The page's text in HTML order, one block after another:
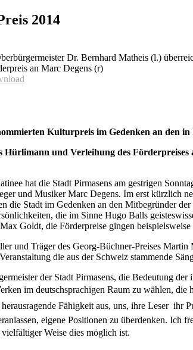
2014
Kulturpreis im Gedenken an den
und Verleihung des Förderpreises
hat die Stadt Pirmasens am gestrigen
und Musiker Marc Degens. Im erst
die Stadt im Gedenken an den Mitbegründer
die im Sinne Hugo Balls
Goldt, die Förderpreise gingen
und Träger des Georg-Büchner-Preises
die aus der Schweiz stammende
der Stadt Pirmasens, die Bedeutung
im deutschsprachigen Raum zu wählen,
Fähigkeit aus, uns, ihre Leser 
eigene Positionen zu überdenken. Ich
Weise dies möglich ist.